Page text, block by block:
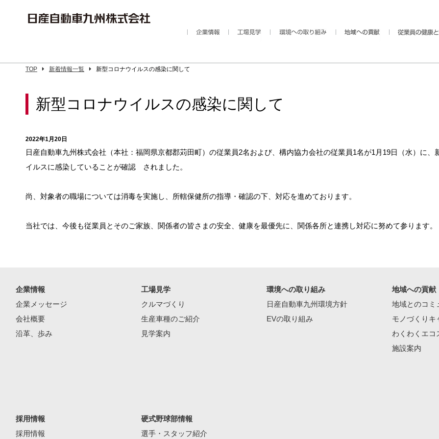
TOP 新着情報一覧 新型コロナウイルスの感染に関して
新型コロナウイルスの感染に関して
2022年1月20日
日産自動車九州株式会社（本社：福岡県京都郡苅田町）の従業員2名および、構内協力会社の従業員1名が1月19日（水）に、
イルスに感染していることが確認 されました。
尚、対象者の職場については消毒を実施し、所轄保健所の指導・確認の下、対応を進めております。
当社では、今後も従業員とそのご家族、関係者の皆さまの安全、健康を最優先に、関係各所と連携し対応に努めて参ります。
企業情報
企業メッセージ
会社概要
沿革、歩み
工場見学
クルマづくり
生産車種のご紹介
見学案内
環境への取り組み
日産自動車九州環境方針
EVの取り組み
地域への貢献
地域とのコミ
モノづくりキ
わくわくエコ
施設案内
採用情報
採用情報
硬式野球部情報
選手・スタッフ紹介